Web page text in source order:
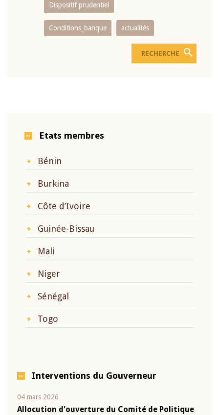
Dispositif prudentiel
Conditions_banque actualités
Etats membres
Bénin
Burkina
Côte d’Ivoire
Guinée-Bissau
Mali
Niger
Sénégal
Togo
Interventions du Gouverneur
04 mars 2026
Allocution d'ouverture du Comité de Politique